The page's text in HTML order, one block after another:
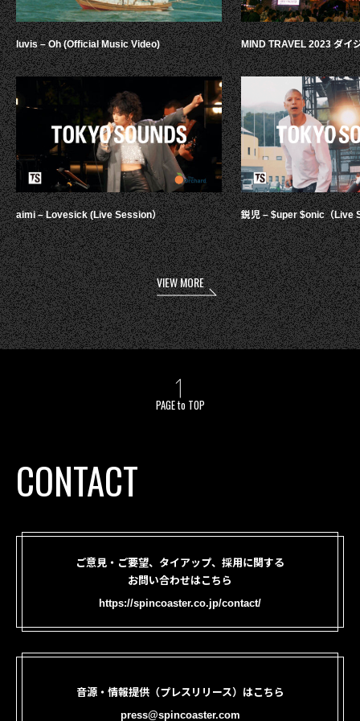
luvis – Oh (Official Music Video)
aimi – Lovesick (Live Session）
MIND TRAVEL 2023 ダイ
鋭児 – $uper $onic（Live
VIEW MORE
PAGE to TOP
CONTACT
ご意見・ご要望、タイアップ、採用に関する
お問い合わせはこちら
https://spincoaster.co.jp/contact/
音源・情報提供（プレスリリース）はこちら
press@spincoaster.com